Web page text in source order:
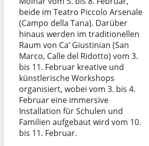
beide im Teatro Piccolo Arsenale
(Campo della Tana). Darüber
hinaus werden im traditionellen
Raum von Ca‘ Giustinian (San
Marco, Calle del Ridotto) vom 3.
bis 11. Februar kreative und
künstlerische Workshops
organisiert, wobei vom 3. bis 4.
Februar eine immersive
Installation für Schulen und
Familien aufgebaut wird vom 10.
bis 11. Februar.